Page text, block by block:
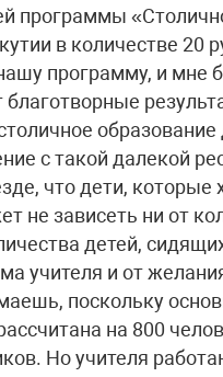
программы
в количестве 20
программу, и мне
с такой далекой
что дети, которые
не зависеть ни от
детей,
учителя и от
поскольку
на 800
Но учителя